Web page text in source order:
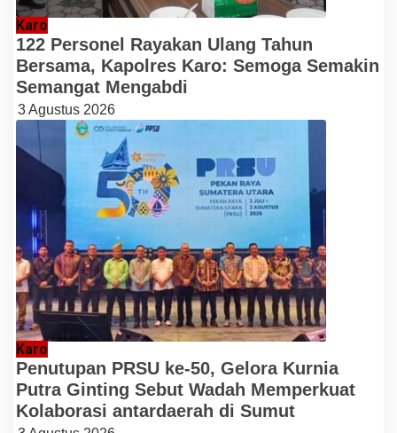
Karo
122 Personel Rayakan Ulang Tahun
Bersama, Kapolres Karo: Semoga Semakin
Semangat Mengabdi
3 Agustus 2026
Karo
Penutupan PRSU ke-50, Gelora Kurnia
Putra Ginting Sebut Wadah Memperkuat
Kolaborasi antardaerah di Sumut